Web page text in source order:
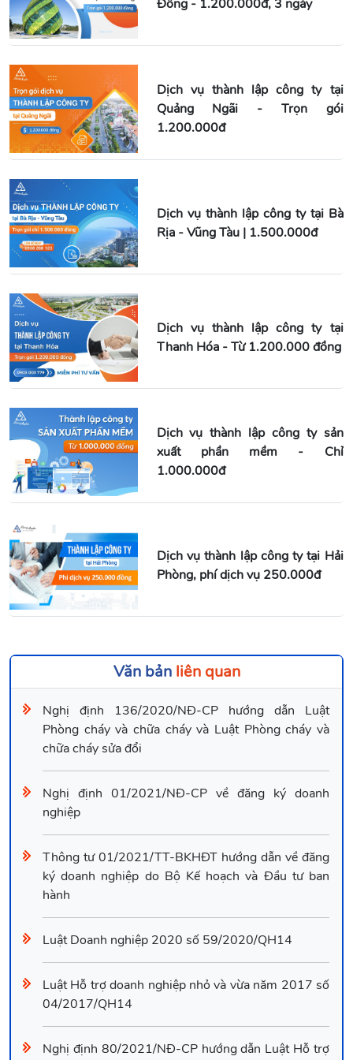
Đồng - 1.200.000đ, 3 ngày
Dịch vụ thành lập công ty tại
Quảng Ngãi - Trọn gói
1.200.000đ
Dịch vụ thành lập công ty tại Bà
Rịa - Vũng Tàu | 1.500.000đ
Dịch vụ thành lập công ty tại
Thanh Hóa - Từ 1.200.000 đồng
Dịch vụ thành lập công ty sản
xuất phần mềm - Chỉ
1.000.000đ
Dịch vụ thành lập công ty tại Hải
Phòng, phí dịch vụ 250.000đ
Văn bảnliên quan
Nghị định 136/2020/NĐ-CP hướng dẫn Luật
Phòng cháy và chữa cháy và Luật Phòng cháy và
chữa cháy sửa đổi
Nghị định 01/2021/NĐ-CP về đăng ký doanh
nghiệp
Thông tư 01/2021/TT-BKHĐT hướng dẫn về đăng
ký doanh nghiệp do Bộ Kế hoạch và Đầu tư ban
hành
Luật Doanh nghiệp 2020 số 59/2020/QH14
Luật Hỗ trợ doanh nghiệp nhỏ và vừa năm 2017 số
04/2017/QH14
Nghị định 80/2021/NĐ-CP hướng dẫn Luật Hỗ trợ